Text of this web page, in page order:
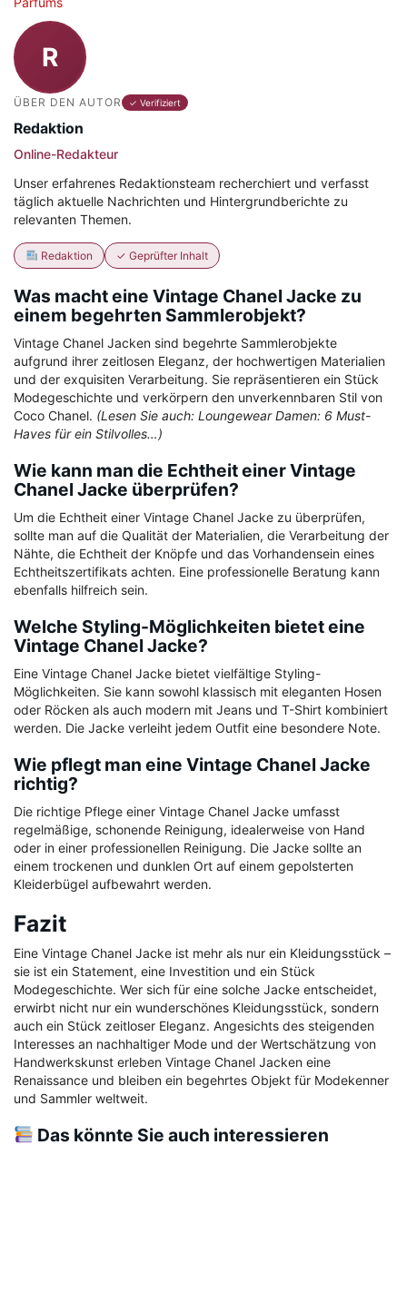
R
ÜBER DEN AUTOR ✓ Verifiziert
Redaktion
Online-Redakteur
Unser erfahrenes Redaktionsteam recherchiert und verfasst
täglich aktuelle Nachrichten und Hintergrundberichte zu
relevanten Themen.
Redaktion ✓ Geprüfter Inhalt
Was macht eine Vintage Chanel Jacke zu
einem begehrten Sammlerobjekt?
Vintage Chanel Jacken sind begehrte Sammlerobjekte
aufgrund ihrer zeitlosen Eleganz, der hochwertigen Materialien
und der exquisiten Verarbeitung. Sie repräsentieren ein Stück
Modegeschichte und verkörpern den unverkennbaren Stil von
Coco Chanel. (Lesen Sie auch: Loungewear Damen: 6 Must-
Haves für ein Stilvolles…)
Wie kann man die Echtheit einer Vintage
Chanel Jacke überprüfen?
Um die Echtheit einer Vintage Chanel Jacke zu überprüfen,
sollte man auf die Qualität der Materialien, die Verarbeitung der
Nähte, die Echtheit der Knöpfe und das Vorhandensein eines
Echtheitszertifikats achten. Eine professionelle Beratung kann
ebenfalls hilfreich sein.
Welche Styling-Möglichkeiten bietet eine
Vintage Chanel Jacke?
Eine Vintage Chanel Jacke bietet vielfältige Styling-
Möglichkeiten. Sie kann sowohl klassisch mit eleganten Hosen
oder Röcken als auch modern mit Jeans und T-Shirt kombiniert
werden. Die Jacke verleiht jedem Outfit eine besondere Note.
Wie pflegt man eine Vintage Chanel Jacke
richtig?
Die richtige Pflege einer Vintage Chanel Jacke umfasst
regelmäßige, schonende Reinigung, idealerweise von Hand
oder in einer professionellen Reinigung. Die Jacke sollte an
einem trockenen und dunklen Ort auf einem gepolsterten
Kleiderbügel aufbewahrt werden.
Fazit
Eine Vintage Chanel Jacke ist mehr als nur ein Kleidungsstück –
sie ist ein Statement, eine Investition und ein Stück
Modegeschichte. Wer sich für eine solche Jacke entscheidet,
erwirbt nicht nur ein wunderschönes Kleidungsstück, sondern
auch ein Stück zeitloser Eleganz. Angesichts des steigenden
Interesses an nachhaltiger Mode und der Wertschätzung von
Handwerkskunst erleben Vintage Chanel Jacken eine
Renaissance und bleiben ein begehrtes Objekt für Modekenner
und Sammler weltweit.
Das könnte Sie auch interessieren